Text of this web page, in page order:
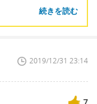
続きを読む
2019/12/31 23:14
7